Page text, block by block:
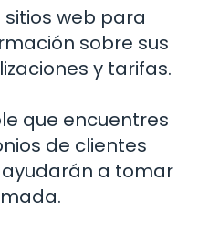
sitios web para
sobre sus
y tarifas.
que encuentres
de clientes
a tomar